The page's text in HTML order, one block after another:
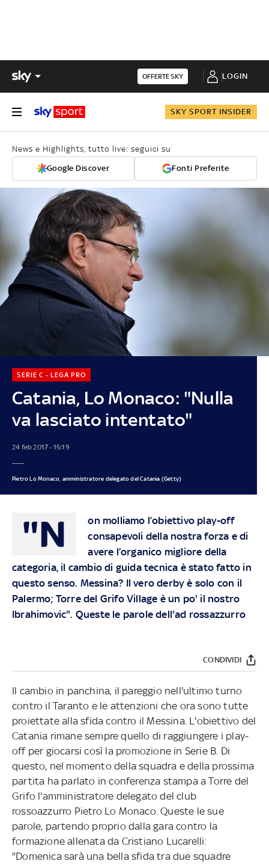
OFFERTE SKY LOGIN
SKY SPORT INSIDER
News e Highlights, tutto live: seguici su
Google Discover Fonti Preferite
Catania, Lo Monaco: "Nulla
va lasciato intentato"
SERIE C - LEGA PRO
24 feb 2017 - 15:19
Pietro Lo Monaco, amministratore delegato del Catania (Getty)
"N
on molliamo l’obiettivo play-off
consapevoli della nostra forza e di
avere l’organico migliore della
categoria, il cambio di guida tecnica è stato fatto in
questo senso. Messina? Il vero derby è solo con il
Palermo; Torre del Grifo Village è un po' il nostro
Ibrahimovic". Queste le parole dell'ad rossazzurro
CONDIVIDI
Il cambio in panchina, il pareggio nell'ultimo turno
contro il Taranto e le attenzioni che ora sono tutte
proiettate alla sfida contro il Messina. L'obiettivo del
Catania rimane sempre quello di raggiungere i play-
off per giocarsi così la promozione in Serie B. Di
questo, nel momento della squadra e della prossima
partita ha parlato in conferenza stampa a Torre del
Grifo l'amministratore delegato del club
rossoazzurro Pietro Lo Monaco. Queste le sue
parole, partendo proprio dalla gara contro la
formazione allenata da Cristiano Lucarelli:
"Domenica sarà una bella sfida tra due squadre